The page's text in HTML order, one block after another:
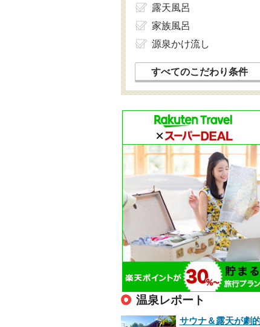
露天風呂
家族風呂
源泉かけ流し
すべてのこだわり条件
温泉レポート
サウナ＆露天が劇